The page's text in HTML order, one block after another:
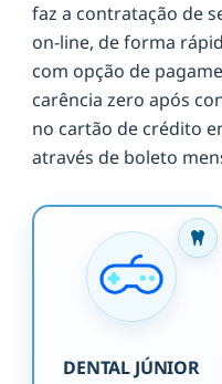
faz a contratação de
on-line, de forma
com opção de
carência zero após
no cartão de crédito
através de boleto
DENTAL JÚNIOR